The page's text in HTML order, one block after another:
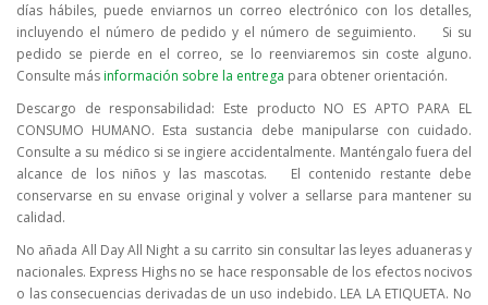
días hábiles, puede enviarnos un correo electrónico con los detalles,
incluyendo el número de pedido y el número de seguimiento.
Si su
pedido se pierde en el correo, se lo reenviaremos sin coste alguno.
Consulte másinformación sobre la entrega para obtener orientación.
Descargo de responsabilidad: Este producto NO ES APTO PARA EL
CONSUMO HUMANO. Esta sustancia debe manipularse con cuidado.
Consulte a su médico si se ingiere accidentalmente. Manténgalo fuera del
alcance de los niños y las mascotas.
El contenido restante debe
conservarse en su envase original y volver a sellarse para mantener su
calidad.
No añada All Day All Night a su carrito sin consultar las leyes aduaneras y
nacionales. Express Highs no se hace responsable de los efectos nocivos
o las consecuencias derivadas de un uso indebido. LEA LA ETIQUETA. No